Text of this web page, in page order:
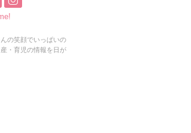
の笑顔でいっぱいの
・育児の情報を日が